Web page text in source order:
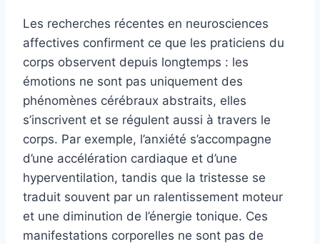
Les recherches récentes en neurosciences
affectives confirment ce que les praticiens du
corps observent depuis longtemps : les
émotions ne sont pas uniquement des
phénomènes cérébraux abstraits, elles
s’inscrivent et se régulent aussi à travers le
corps. Par exemple, l’anxiété s’accompagne
d’une accélération cardiaque et d’une
hyperventilation, tandis que la tristesse se
traduit souvent par un ralentissement moteur
et une diminution de l’énergie tonique. Ces
manifestations corporelles ne sont pas de